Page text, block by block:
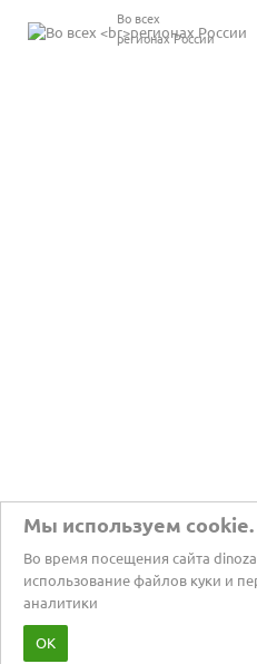
Во всех
регионах России
Мы используем cookie.
Во время посещения сайта
использование файлов куки и
аналитики
ОК